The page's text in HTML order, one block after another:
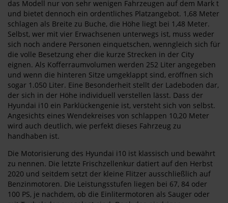
das Modell nur von sehr wenigen Fahrzeugen auf dem Mark t
und bietet dennoch ein ordentliches Platzangebot. 1,68 Meter
schlagen als Breite zu Buche, die Höhe liegt bei 1,48 Meter.
Selbst, wer mit vier Erwachsenen unterwegs ist, muss weder
sich noch andere Personen einquetschen, wenngleich sich für
die volle Besetzung eher die kurze Strecken in der City
eignen. Als Kofferraumvolumen werden 252 Liter angegeben
und wenn die hinteren Sitze umgeklappt sind, eröffnen sich
sogar 1.050 Liter. Eine Besonderheit stellt der Ladeboden dar,
der sich in der Höhe individuell verstellen lässt. Dass der
Hyundai i10 ein Parklückengenie ist, versteht sich von selbst.
Angesichts eines Wendekreises von schlappen 10,20 Meter
wird auch deutlich, wie perfekt dieses Fahrzeug zu
handhaben ist.
Die Motorisierung des Hyundai i10 ist klassisch und bewährt
zu nennen. Die letzte Frischzellenkur datiert auf den Herbst
2020 und seitdem setzt der kleine Flitzer ausschließlich auf
Benzinmotoren. Die Leistungsstufen liegen bei 67, 84 oder
100 PS, je nachdem, ob die Einlitermotoren als Sauger oder